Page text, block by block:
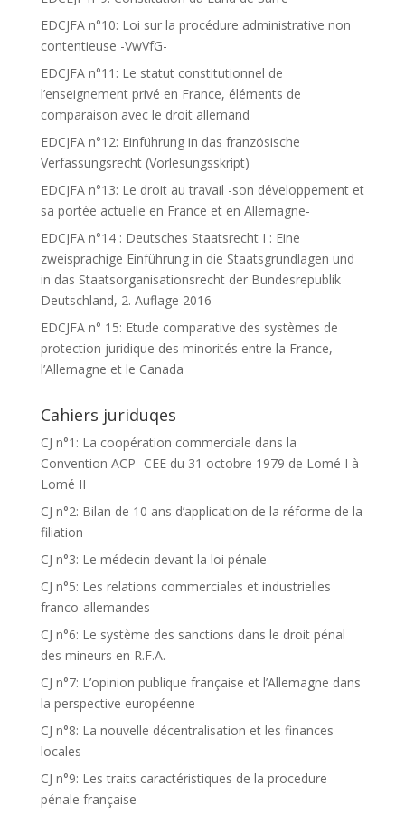
EDCJFA n°10: Loi sur la procédure administrative non
contentieuse -VwVfG-
EDCJFA n°11: Le statut constitutionnel de
l’enseignement privé en France, éléments de
comparaison avec le droit allemand
EDCJFA n°12: Einführung in das französische
Verfassungsrecht (Vorlesungsskript)
EDCJFA n°13: Le droit au travail -son développement et
sa portée actuelle en France et en Allemagne-
EDCJFA n°14 : Deutsches Staatsrecht I : Eine
zweisprachige Einführung in die Staatsgrundlagen und
in das Staatsorganisationsrecht der Bundesrepublik
Deutschland, 2. Auflage 2016
EDCJFA n° 15: Etude comparative des systèmes de
protection juridique des minorités entre la France,
l’Allemagne et le Canada
Cahiers juriduqes
CJ n°1: La coopération commerciale dans la
Convention ACP- CEE du 31 octobre 1979 de Lomé I à
Lomé II
CJ n°2: Bilan de 10 ans d’application de la réforme de la
filiation
CJ n°3: Le médecin devant la loi pénale
CJ n°5: Les relations commerciales et industrielles
franco-allemandes
CJ n°6: Le système des sanctions dans le droit pénal
des mineurs en R.F.A.
CJ n°7: L’opinion publique française et l’Allemagne dans
la perspective européenne
CJ n°8: La nouvelle décentralisation et les finances
locales
CJ n°9: Les traits caractéristiques de la procedure
pénale française